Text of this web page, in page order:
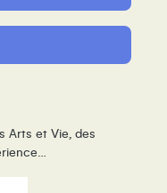
Arts et Vie, des